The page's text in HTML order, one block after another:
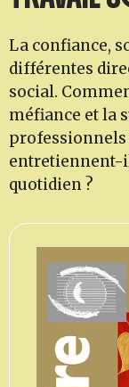
La confiance,
différentes
social.
méfiance et la
professionnels
entretiennent-
quotidien ?